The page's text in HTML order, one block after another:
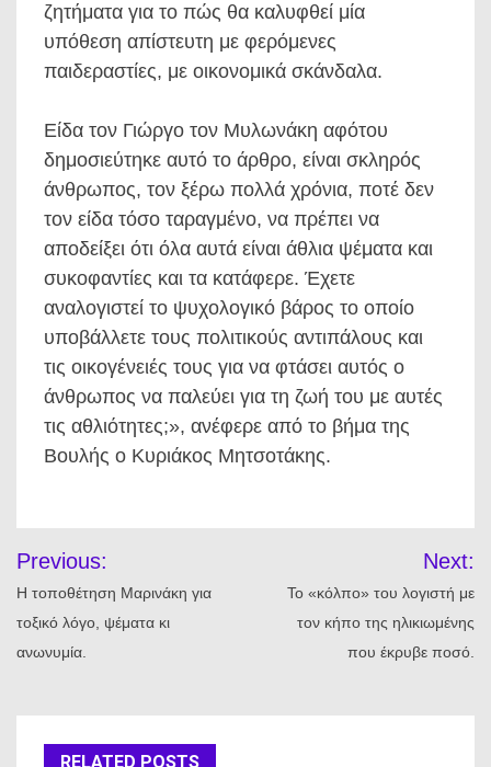
ζητήματα για το πώς θα καλυφθεί μία
υπόθεση απίστευτη με φερόμενες
παιδεραστίες, με οικονομικά σκάνδαλα.
Είδα τον Γιώργο τον Μυλωνάκη αφότου
δημοσιεύτηκε αυτό το άρθρο, είναι σκληρός
άνθρωπος, τον ξέρω πολλά χρόνια, ποτέ δεν
τον είδα τόσο ταραγμένο, να πρέπει να
αποδείξει ότι όλα αυτά είναι άθλια ψέματα και
συκοφαντίες και τα κατάφερε. Έχετε
αναλογιστεί το ψυχολογικό βάρος το οποίο
υποβάλλετε τους πολιτικούς αντιπάλους και
τις οικογένειές τους για να φτάσει αυτός ο
άνθρωπος να παλεύει για τη ζωή του με αυτές
τις αθλιότητες;», ανέφερε από το βήμα της
Βουλής ο Κυριάκος Μητσοτάκης.
άρθρων
Previous:
Η τοποθέτηση Μαρινάκη για
τοξικό λόγο, ψέματα κι
ανωνυμία.
Next:
Το «κόλπο» του λογιστή με
τον κήπο της ηλικιωμένης
που έκρυβε ποσό.
RELATED POSTS